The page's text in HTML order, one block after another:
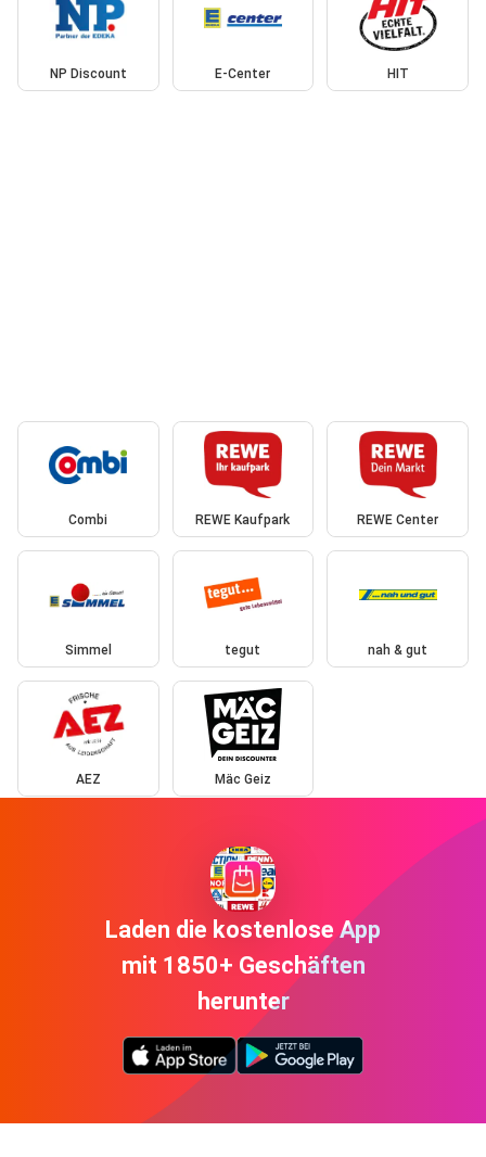
NP Discount E-Center HIT
Combi REWE Kaufpark REWE Center
Simmel tegut nah & gut
AEZ Mäc Geiz
Laden die kostenlose App
mit 1850+ Geschäften
herunter